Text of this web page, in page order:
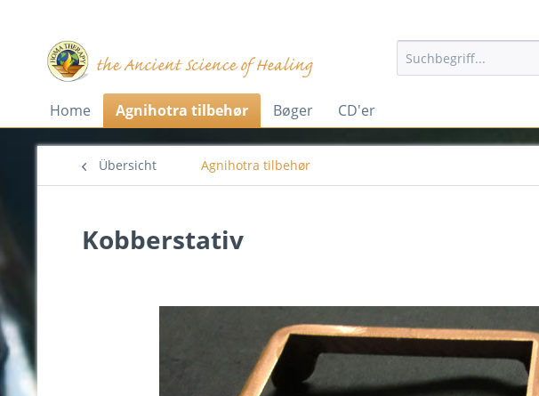
Home Agnihotra tilbehør Bøger CD'er
Übersicht Agnihotra tilbehør
Kobberstativ